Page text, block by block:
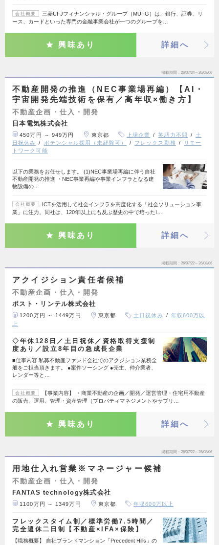
会社概要
三菱UFJフィナンシャル・グループ（MUFG）は、銀行、証券、リ
ース、カードといった専門の金融事業会社が一つのグループを…
興味あり 詳細へ
掲載期間 26/07/24～26/08/06
不動産開発の推進（NEC事業場再編）【AI・
宇宙開発先端技術を保有／高年収×働き方】
不動産企画・仕入・開発
日本電気株式会社
450万円 ～ 949万円 東京都 上場企業 英語力不問
土
日祝休み
ポテンシャル採用（未経験可） フレックス勤務
リモー
トワーク可能
以下の業務をお任せします。 (1)NEC事業場再編に伴う自社
不動産開発の推進 ・NEC事業再編や事業インフラとなる建
物設備の…
会社概要
ICTを活用して社会インフラを高度化する「社会ソリューション事
業」に注力。同社は、120年以上にも及ぶ歴史の中で培ったI…
興味あり 詳細へ
掲載期間 26/07/22～26/08/06
アクイジション責任者候補
不動産企画・仕入・開発
ポスト・リンテル株式会社
1200万円 ～ 1449万円 東京都 土日祝休み
年収600万以
上
◇年休128日／土日祝休／資格取得支援制
度あり／設立8年目の急成長企業
■仕事内容 私募不動産ファンド会社でのアクジション業務全
般をご担当頂きます。 ●案件ソーシング ●売主、仲介業者、
レンダー等と…
会社概要
【事業内容】 ・商業不動産の企画／開発／運営管理・住宅用不動産
の販売、運用、管理・資産管理（プロパティマネジメントやサブリ…
興味あり 詳細へ
掲載期間 26/07/22～26/08/06
用地仕入れ営業※マネージャー候補
不動産企画・仕入・開発
FANTAS technology株式会社
1100万円 ～ 1349万円 東京都 年収600万以上
フレックスタイム制／標準労働7.5時間／
完全週休二日制【不動産×IFA×保険】
【職務概要】 自社ブランドマンション「Precedent Hills」の